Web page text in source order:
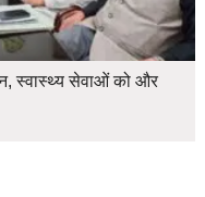
स्वास्थ्य सेवाओं को और